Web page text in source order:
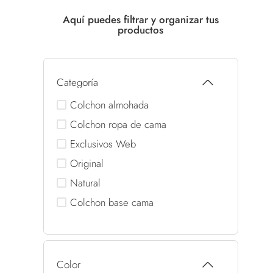
Categoría
Colchon almohada
Colchon ropa de cama
Exclusivos Web
Original
Natural
Colchon base cama
Color